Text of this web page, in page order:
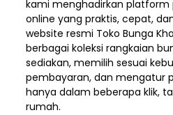
kami menghadirkan platform
online yang praktis, cepat,
website resmi Toko Bunga
berbagai koleksi rangkaian
sediakan, memilih sesuai
pembayaran, dan mengatur
hanya dalam beberapa klik,
rumah.